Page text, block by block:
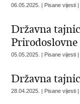
06.05.2025. | Pisane vijesti
Državna
05.05.2025. | Pisane vijesti
Državna
28.04.2025. | Pisane vijesti